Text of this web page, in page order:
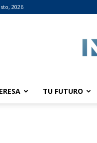
2026
TU FUTURO